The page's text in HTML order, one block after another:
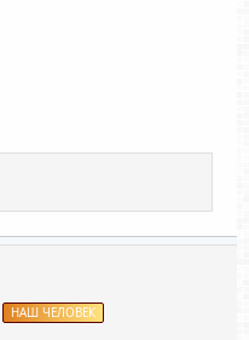
НАШ ЧЕЛОВЕК